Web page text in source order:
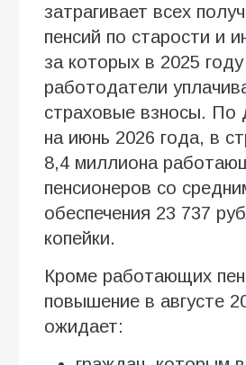
затрагивает всех
пенсий по старости и
за которых в 2025 году
работодатели
страховые взносы.
на июнь 2026 года, в
8,4 миллиона
пенсионеров со
обеспечения 23 737
копейки.
Кроме работающих
повышение в августе
ожидает: